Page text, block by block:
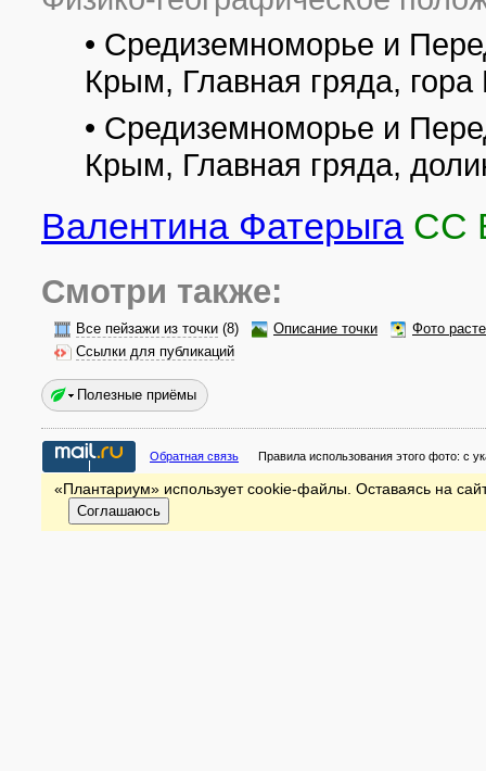
• Средиземноморье и
Крым, Главная гряда, гора
• Средиземноморье и
Крым, Главная гряда,
Валентина Фатерыга CC
Смотри также:
Все пейзажи из точки (8) Описание точки
Фото
Ссылки для публикаций
Полезные приёмы
Обратная связь Правила использования этого фото: с
«Плантариум» использует cookie-файлы. Оставаясь на
Соглашаюсь